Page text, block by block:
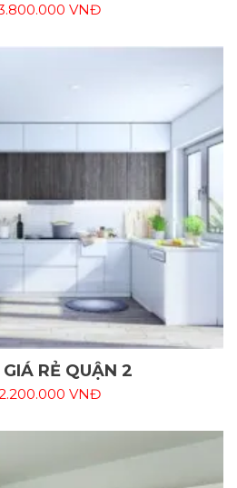
VNĐ
RẺ QUẬN 2
VNĐ